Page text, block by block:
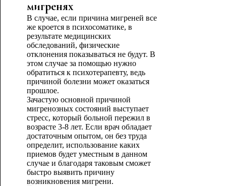
мигренях
В случае, если причина мигреней все
же кроется в психосоматике, в
результате медицинских
обследований, физические
отклонения показываться не будут. В
этом случае за помощью нужно
обратиться к психотерапевту, ведь
причиной болезни может оказаться
прошлое.
Зачастую основной причиной
мигренозных состояний выступает
стресс, который больной пережил в
возрасте 3-8 лет. Если врач обладает
достаточным опытом, он без труда
определит, использование каких
приемов будет уместным в данном
случае и благодаря таковым сможет
быстро выявить причину
возникновения мигрени.